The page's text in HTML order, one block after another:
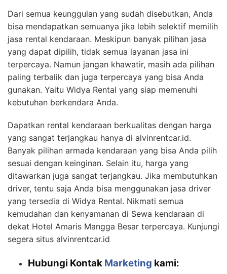
Dari semua keunggulan yang sudah disebutkan, Anda
bisa mendapatkan semuanya jika lebih selektif memilih
jasa rental kendaraan. Meskipun banyak pilihan jasa
yang dapat dipilih, tidak semua layanan jasa ini
terpercaya. Namun jangan khawatir, masih ada pilihan
paling terbalik dan juga terpercaya yang bisa Anda
gunakan. Yaitu Widya Rental yang siap memenuhi
kebutuhan berkendara Anda.
Dapatkan rental kendaraan berkualitas dengan harga
yang sangat terjangkau hanya di alvinrentcar.id.
Banyak pilihan armada kendaraan yang bisa Anda pilih
sesuai dengan keinginan. Selain itu, harga yang
ditawarkan juga sangat terjangkau. Jika membutuhkan
driver, tentu saja Anda bisa menggunakan jasa driver
yang tersedia di Widya Rental. Nikmati semua
kemudahan dan kenyamanan di Sewa kendaraan di
dekat Hotel Amaris Mangga Besar terpercaya. Kunjungi
segera situs alvinrentcar.id
Hubungi Kontak Marketing kami: